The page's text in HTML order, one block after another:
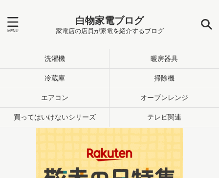
白物家電ブログ
家電店の店員が家電を紹介するブログ
洗濯機 暖房器具
冷蔵庫 掃除機
エアコン オーブンレンジ
買ってはいけないシリーズ テレビ関連